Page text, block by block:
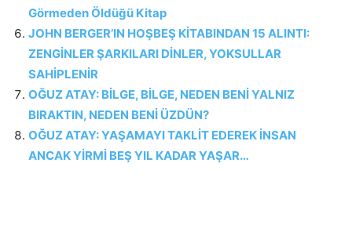
Görmeden Öldüğü Kitap
JOHN BERGER’IN HOŞBEŞ KİTABINDAN 15 ALINTI:
ZENGİNLER ŞARKILARI DİNLER, YOKSULLAR
SAHİPLENİR
OĞUZ ATAY: BİLGE, BİLGE, NEDEN BENİ YALNIZ
BIRAKTIN, NEDEN BENİ ÜZDÜN?
OĞUZ ATAY: YAŞAMAYI TAKLİT EDEREK İNSAN
ANCAK YİRMİ BEŞ YIL KADAR YAŞAR…